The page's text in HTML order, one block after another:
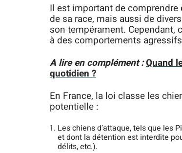
Il est important de comprendre
de sa race, mais aussi de
son tempérament. Cependant,
à des comportements
A lire en complément :Quand
quotidien ?
En France, la loi classe les
potentielle :
Les chiens d’attaque, tels que les
et dont la détention est interdite
délits, etc.).